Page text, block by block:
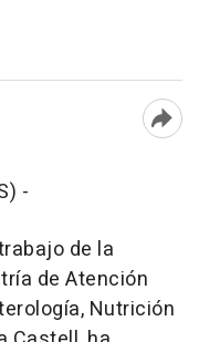
-
de la
de Atención
Nutrición